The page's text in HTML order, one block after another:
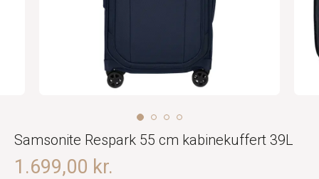
Samsonite Respark 55 cm kabinekuffert 39L
1.699,00 kr.